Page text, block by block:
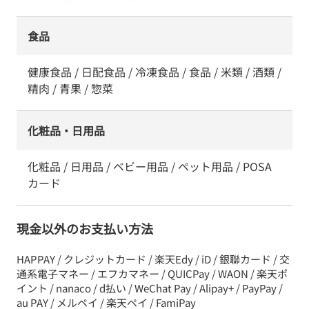
食品
健康食品 / 日配食品 / 冷凍食品 / 食品 / 米類 / 酒類 /
精肉 / 青果 / 惣菜
化粧品・日用品
化粧品 / 日用品 / ベビー用品 / ペット用品 / POSA
カード
現金以外のお支払い方法
HAPPAY / クレジットカード / 楽天Edy / iD / 銀聯カード / 交
通系電子マネー / エフカマネー / QUICPay / WAON / 楽天ポ
イント / nanaco / d払い / WeChat Pay / Alipay+ / PayPay /
au PAY / メルペイ / 楽天ペイ / FamiPay